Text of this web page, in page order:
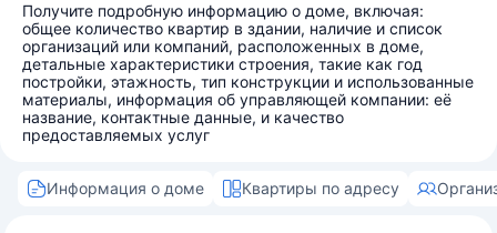
Получите подробную информацию о доме, включая:
общее количество квартир в здании, наличие и список
организаций или компаний, расположенных в доме,
детальные характеристики строения, такие как год
постройки, этажность, тип конструкции и использованные
материалы, информация об управляющей компании: её
название, контактные данные, и качество
предоставляемых услуг
Информация о доме Квартиры по адресу